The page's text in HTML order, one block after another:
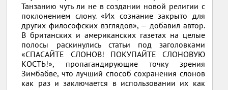
Танзанию чуть ли не в создании новой религии с
поклонением слону. «Их сознание закрыто для
других философских взглядов», — добавил автор.
В британских и американских газетах на целые
полосы раскинулись статьи под заголовками
«СПАСАЙТЕ СЛОНОВ! ПОКУПАЙТЕ СЛОНОВУЮ
КОСТЬ!», пропагандирующие точку зрения
Зимбабве, что лучший способ сохранения слонов
как раз и заключается в использовании их как